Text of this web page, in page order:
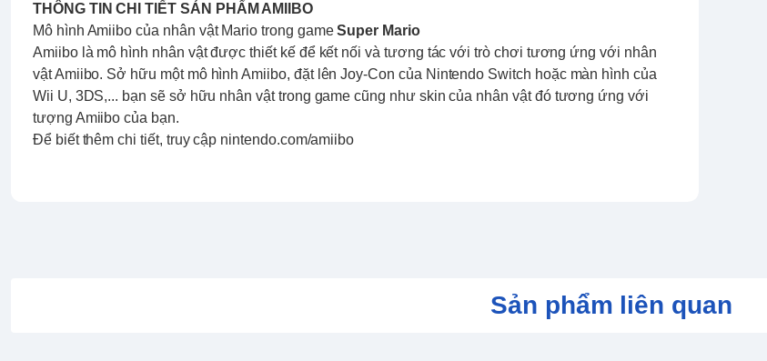
THÔNG TIN CHI TIẾT SẢN PHẨM AMIIBO
Mô hình Amiibo của nhân vật Mario trong gameSuper Mario
Amiibo là mô hình nhân vật được thiết kế để kết nối và tương tác với trò chơi tương ứng với nhân
vật Amiibo. Sở hữu một mô hình Amiibo, đặt lên Joy-Con của Nintendo Switch hoặc màn hình của
Wii U, 3DS,... bạn sẽ sở hữu nhân vật trong game cũng như skin của nhân vật đó tương ứng với
tượng Amiibo của bạn.
Để biết thêm chi tiết, truy cập nintendo.com/amiibo
Sản phẩm liên quan